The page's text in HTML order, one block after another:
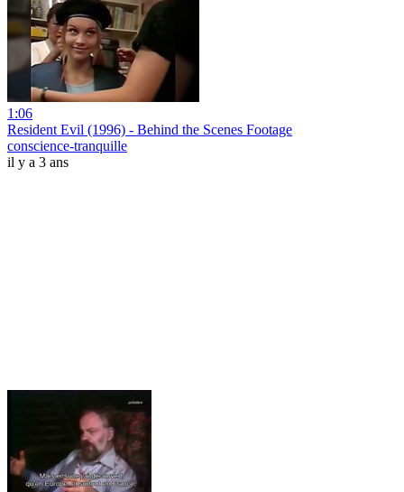
1:06
Resident Evil (1996) - Behind the Scenes Footage
conscience-tranquille
il y a 3 ans